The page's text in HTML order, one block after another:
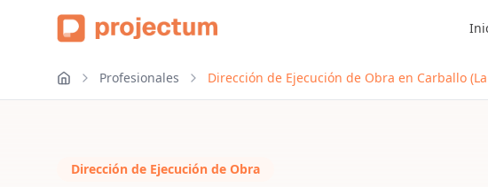
Profesionales Dirección de Ejecución de Obra en Carballo
Dirección de Ejecución de Obra